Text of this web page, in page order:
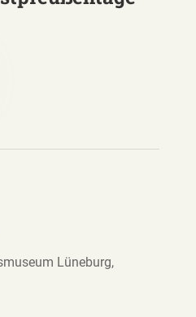
Lüneburg,